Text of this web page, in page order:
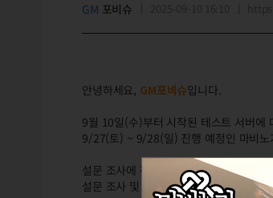
GM 포비슈
안녕하세요, GM포비슈입니다.
9월 10일(수)부터 시작된 테스트 서버에
9/27(토) ~ 9/28(일) 진행 예정인 마비노
설문 조사에 적극적으로 참여해 주신 플
설문 조사 및 그룹 인터뷰에 대한 자세한